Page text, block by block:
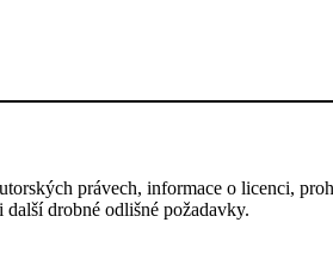
právech, informace o licenci,
drobné odlišné požadavky.